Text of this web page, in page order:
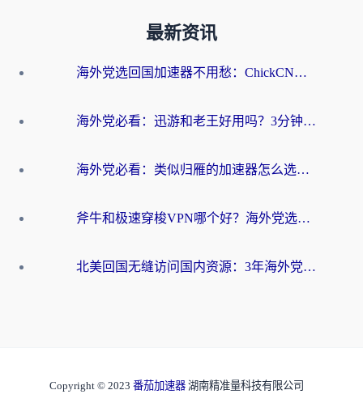
最新资讯
海外党选回国加速器不用愁：ChickCN和洞见哪个好？一篇搞定所有疑问
海外党必看：迅游和老王好用吗？3分钟选对加速国内网络的加速器
海外党必看：类似归雁的加速器怎么选？一篇搞定无缝访问国内资源
斧牛和极速穿梭VPN哪个好？海外党选回国加速器必看的真实对比与避坑指南
北美回国无缝访问国内资源：3年海外党亲测的加速器选择指南
Copyright © 2023 番茄加速器 湖南精准量科技有限公司